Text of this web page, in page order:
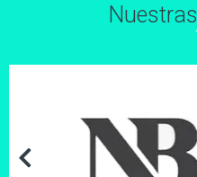
Nuestras